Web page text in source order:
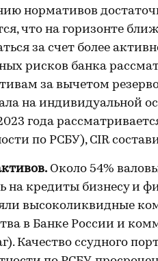
нормативов
что на горизонте
за счет более
рисков банка
за вычетом
на индивидуальной
года
по РСБУ), CIR
Около 54%
на кредиты бизнесу и
высоколиквидные
в Банке России и
Качество ссудного